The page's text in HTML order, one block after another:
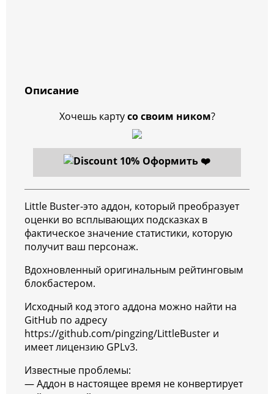
Описание
Хочешь картусо своим ником?
Оформить ❤️
Little Buster-это аддон, который преобразует
оценки во всплывающих подсказках в
фактическое значение статистики, которую
получит ваш персонаж.
Вдохновленный оригинальным рейтинговым
блокбастером.
Исходный код этого аддона можно найти на
GitHub по адресу
https://github.com/pingzing/LittleBuster и
имеет лицензию GPLv3.
Известные проблемы:
— Аддон в настоящее время не конвертирует